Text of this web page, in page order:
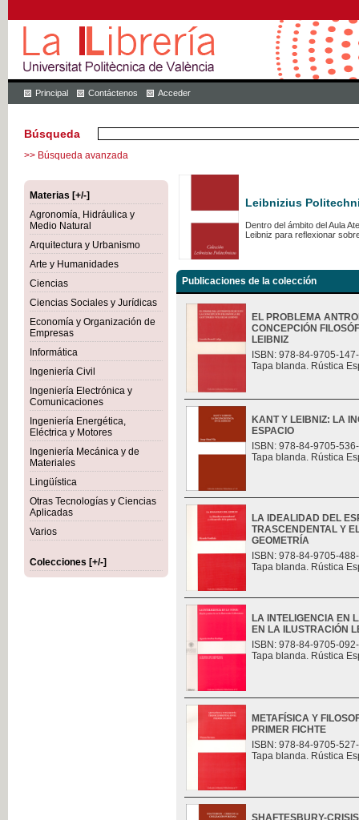
Principal Contáctenos Acceder
Búsqueda
>> Búsqueda avanzada
Materias [+/-]
Agronomía, Hidráulica y
Medio Natural
Arquitectura y Urbanismo
Arte y Humanidades
Ciencias
Ciencias Sociales y Jurídicas
Economía y Organización de
Empresas
Informática
Ingeniería Civil
Ingeniería Electrónica y
Comunicaciones
Ingeniería Energética,
Eléctrica y Motores
Ingeniería Mecánica y de
Materiales
Lingüística
Otras Tecnologías y Ciencias
Aplicadas
Varios
Colecciones [+/-]
Leibnizius
Dentro del ámbito del Aula
Leibniz para reflexionar
Publicaciones de la colección
EL PROBLEMA
CONCEPCIÓN
LEIBNIZ
ISBN: 978-84-9705-
Tapa blanda. Rústica
KANT Y LEIBNIZ: LA
ESPACIO
ISBN: 978-84-9705-
Tapa blanda. Rústica
LA IDEALIDAD DEL
TRASCENDENTAL Y
GEOMETRÍA
ISBN: 978-84-9705-
Tapa blanda. Rústica
LA INTELIGENCIA EN
EN LA ILUSTRACIÓN
ISBN: 978-84-9705-
Tapa blanda. Rústica
METAFÍSICA Y
PRIMER FICHTE
ISBN: 978-84-9705-
Tapa blanda. Rústica
SHAFTESBURY-